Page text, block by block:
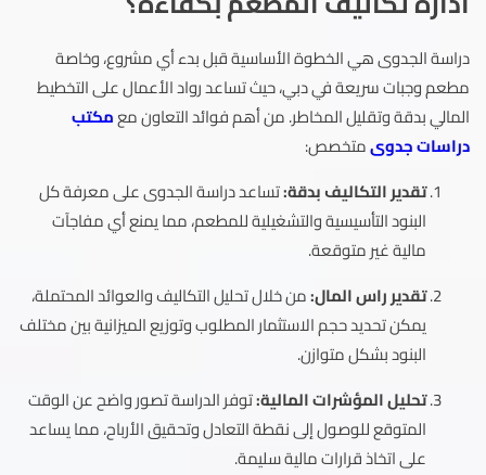
دراسة الجدوى هي الخطوة الأساسية قبل بدء أي مشروع، وخاصة
مطعم وجبات سريعة في دبي، حيث تساعد رواد الأعمال على التخطيط
المالي بدقة وتقليل المخاطر. من أهم فوائد التعاون معمكتب
دراسات جدوىمتخصص:
تقدير التكاليف بدقة:تساعد دراسة الجدوى على معرفة كل
البنود التأسيسية والتشغيلية للمطعم، مما يمنع أي مفاجآت
مالية غير متوقعة.
تقدير راس المال:من خلال تحليل التكاليف والعوائد المحتملة،
يمكن تحديد حجم الاستثمار المطلوب وتوزيع الميزانية بين مختلف
البنود بشكل متوازن.
تحليل المؤشرات المالية:توفر الدراسة تصور واضح عن الوقت
المتوقع للوصول إلى نقطة التعادل وتحقيق الأرباح، مما يساعد
على اتخاذ قرارات مالية سليمة.